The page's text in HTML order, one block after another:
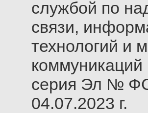
службой по
связи,
технологий и
серия Эл №
04.07.2023 г.